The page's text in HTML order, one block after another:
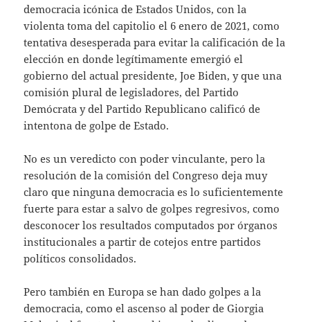
democracia icónica de Estados Unidos, con la
violenta toma del capitolio el 6 enero de 2021, como
tentativa desesperada para evitar la calificación de la
elección en donde legítimamente emergió el
gobierno del actual presidente, Joe Biden, y que una
comisión plural de legisladores, del Partido
Demócrata y del Partido Republicano calificó de
intentona de golpe de Estado.
No es un veredicto con poder vinculante, pero la
resolución de la comisión del Congreso deja muy
claro que ninguna democracia es lo suficientemente
fuerte para estar a salvo de golpes regresivos, como
desconocer los resultados computados por órganos
institucionales a partir de cotejos entre partidos
políticos consolidados.
Pero también en Europa se han dado golpes a la
democracia, como el ascenso al poder de Giorgia